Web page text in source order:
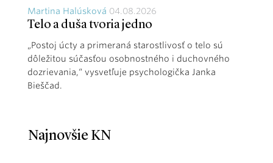
Martina Halúsková 04.08.2026
Telo a duša tvoria jedno
„Postoj úcty a primeraná starostlivosť o telo sú
dôležitou súčasťou osobnostného i duchovného
dozrievania,“ vysvetľuje psychologička Janka
Bieščad.
Najnovšie KN